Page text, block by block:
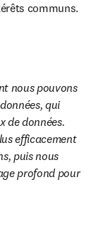
communs.
nous pouvons
qui
window
de données.
efficacement
puis nous
profond pour